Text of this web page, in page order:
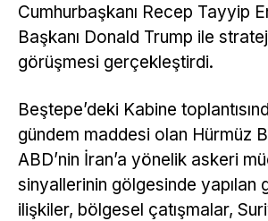
Cumhurbaşkanı Recep Tayyip
Başkanı Donald Trump ile
görüşmesi gerçekleştirdi.
Beştepe’deki Kabine
gündem maddesi olan Hürmüz
ABD’nin İran’a yönelik askeri
sinyallerinin gölgesinde yapılan
ilişkiler, bölgesel çatışmalar,